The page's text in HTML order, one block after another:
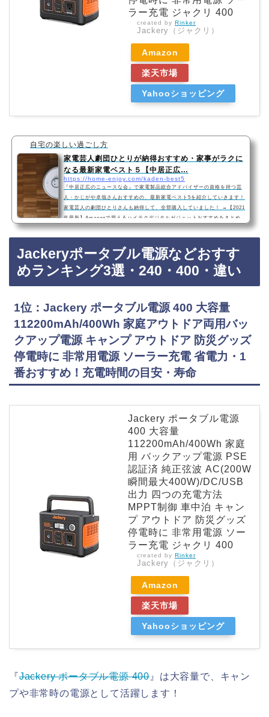
ラー充電 ジャクリ 400
created by Rinker
Jackery（ジャクリ）
Amazon
楽天市場
Yahooショッピング
自宅の楽しい過ごし方
家電芸人劇団ひとりが納得おすすめ・家事がラクに
なる最新家電ベスト５【中居正広…
https://home-enjoy.com/kaden-best5
『中居正広のニュースな会』で家電製品総合アドバイザーの資格を持つ芸
人・かじがや卓哉さんおすすめの、最新家電ベスト5を紹介していきます！
家電芸人の劇団ひとりさんも納得して、全部購入していました！ →【2021
年最新】Amazonで買えるハイテクデジタルガジェットおすすめをまとめ
ました！はコチラ5位：アイロン台いらずで手軽に洋服のシワが取れる。パ
ナソニック衣類スチーマーNI-FS760・スチームアイロン『衣類スチーマー
スチームアイロン』はアイロン台が必要なくて、ハンガーにかけた服をそ
のまま手軽にシワを伸ばすこと…
Jackeryポータブル電源などおすす
めランキング3選・240・400・違い
1位：Jackery ポータブル電源 400 大容量
112200mAh/400Wh 家庭アウトドア両用バッ
クアップ電源 キャンプ アウトドア 防災グッズ
停電時に 非常用電源 ソーラー充電 省電力・1
番おすすめ！充電時間の目安・寿命
Jackery ポータブル電源
400 大容量
112200mAh/400Wh 家庭
用 バックアップ電源 PSE
認証済 純正弦波 AC(200W
瞬間最大400W)/DC/USB
出力 四つの充電方法
MPPT制御 車中泊 キャン
プ アウトドア 防災グッズ
停電時に 非常用電源 ソー
ラー充電 ジャクリ 400
created by Rinker
Jackery（ジャクリ）
Amazon
楽天市場
Yahooショッピング
『Jackery ポータブル電源 400 』は大容量で、キャン
プや非常時の電源として活躍します！